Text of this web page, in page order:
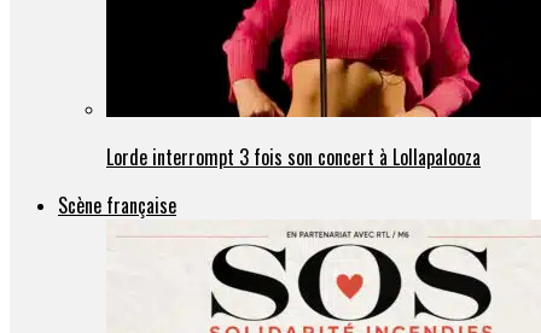
Lorde interrompt 3 fois son concert à Lollapalooza
Scène française